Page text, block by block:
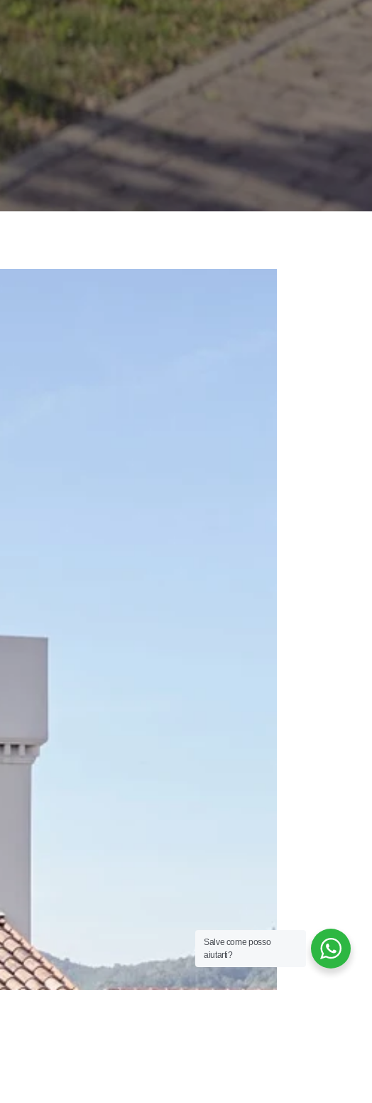
Salve come posso
aiutarti?